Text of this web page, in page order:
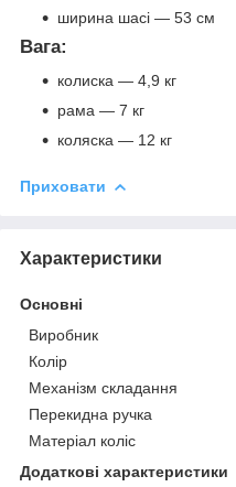
ширина шасі — 53 см
Вага:
колиска — 4,9 кг
рама — 7 кг
коляска — 12 кг
Приховати
Характеристики
Основні
Виробник
Колір
Механізм складання
Перекидна ручка
Матеріал коліс
Додаткові характеристики